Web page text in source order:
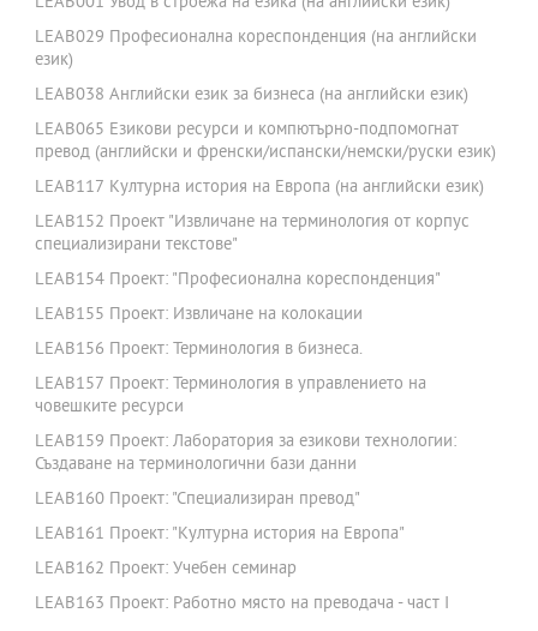
LEAB029 Професионална кореспонденция (на английски
език)
LEAB038 Английски език за бизнеса (на английски език)
LEAB065 Езикови ресурси и компютърно-подпомогнат
превод (английски и френски/испански/немски/руски език)
LEAB117 Културна история на Европа (на английски език)
LEAB152 Проект "Извличане на терминология от корпус
специализирани текстове"
LEAB154 Проект: "Професионална кореспонденция"
LEAB155 Проект: Извличане на колокации
LEAB156 Проект: Терминология в бизнеса.
LEAB157 Проект: Терминология в управлението на
човешките ресурси
LEAB159 Проект: Лаборатория за езикови технологии:
Създаване на терминологични бази данни
LEAB160 Проект: "Специализиран превод"
LEAB161 Проект: "Културна история на Европа"
LEAB162 Проект: Учебен семинар
LEAB163 Проект: Работно място на преводача - част I